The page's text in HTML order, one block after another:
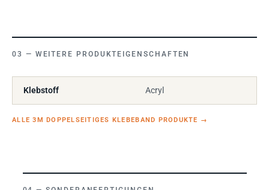
WEITERE PRODUKTEIGENSCHAFTEN
Klebstoff Acryl
ALLE 3M DOPPELSEITIGES KLEBEBAND PRODUKTE →